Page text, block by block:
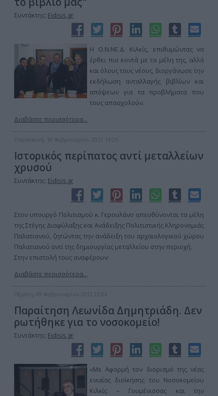
Συντάκτης: Eidisis.gr
Η Ο.Ν.ΝΕ.Δ. Κιλκίς, επιθυμώντας να
έρθει πιο κοντά με τα μέλη της, αλλά
και όλους τους νέους, διοργάνωσε την
εκδήλωση ανταλλαγής βιβλίων και
απόψεων για τα προβλήματα που
τους απασχολούν.
Διαβάστε περισσότερα...
Παρασκευή, 10 Φεβρουαρίου 2012 14:25
Ιστορικός περίπατος αντί μεταλλείων
χρυσού
Συντάκτης: Eidisis.gr
Στον υπουργό Πολιτισμού κ. Γερουλάνο απευθύνονται τα μέλη
της Στέγης Διαφύλαξης και Ανάδειξης Πολιτιστικής Κληρονομιάς
Παλατιανού, ζητώντας την ανάδειξη του αρχαιολογικού χώρου
Παλατιανού αντί της δημιουργίας μεταλλείου στην περιοχή.
Στην επιστολή τους αναφέρουν:
Διαβάστε περισσότερα...
Πέμπτη, 09 Φεβρουαρίου 2012 23:06
Παραίτηση Λεωνίδα Δημητριάδη. Δεν
ρωτήθηκε για το νοσοκομείο!
Συντάκτης: Eidisis.gr
«Με Αφορμή τον διορισμό της νέας
ενιαίας διοίκησης του Νοσοκομείου
Κιλκίς – Γουμένισσας και την